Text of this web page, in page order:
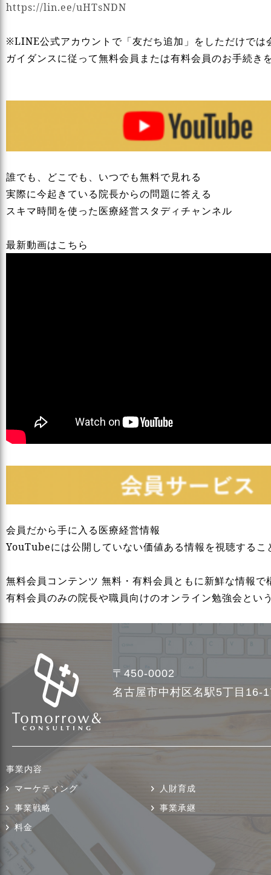
https://lin.ee/uHTsNDN
※LINE公式アカウントで「友だち追加」をしただけでは
ガイダンスに従って無料会員または有料会員のお手続き
誰でも、どこでも、いつでも無料で見れる
実際に今起きている院長からの問題に答える
スキマ時間を使った医療経営スタディチャンネル
最新動画はこちら
会員だから手に入る医療経営情報
YouTubeには公開していない価値ある情報を視聴するこ
無料会員コンテンツ 無料・有料会員ともに新鮮な情報
有料会員のみの院長や職員向けのオンライン勉強会とい
〒450-0002
名古屋市中村区名駅5丁目
事業内容
マーケティング
人財育成
事業戦略
事業承継
料金